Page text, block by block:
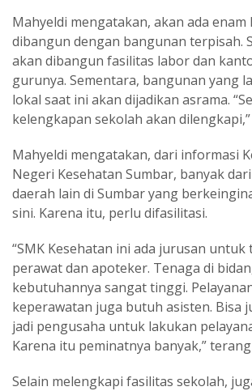
Mahyeldi mengatakan, akan ada enam
dibangun dengan bangunan terpisah.
akan dibangun fasilitas labor dan
gurunya. Sementara, bangunan yang
lokal saat ini akan dijadikan asrama.
kelengkapan sekolah akan
Mahyeldi mengatakan, dari informasi
Negeri Kesehatan Sumbar, banyak
daerah lain di Sumbar yang
sini. Karena itu, perlu difasilitasi.
“SMK Kesehatan ini ada jurusan untuk
perawat dan apoteker. Tenaga di
kebutuhannya sangat tinggi.
keperawatan juga butuh asisten. Bisa
jadi pengusaha untuk lakukan
Karena itu peminatnya banyak,”
Selain melengkapi fasilitas sekolah,